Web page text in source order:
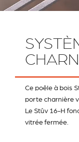
Ce poêle à bois
porte charnière
Le Stûv 16-H
vitrée fermée.